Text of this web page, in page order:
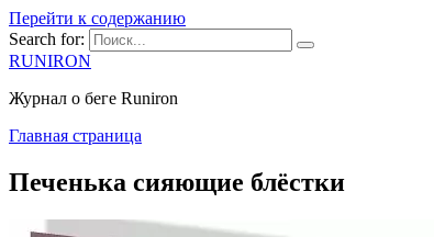
Перейти к содержанию
Search for:
RUNIRON
Журнал о беге Runiron
Главная страница
Печенька сияющие блёстки